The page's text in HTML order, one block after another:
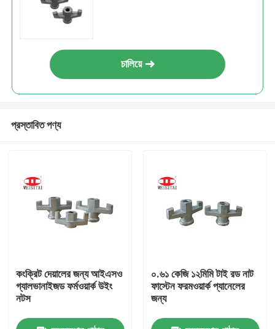
চালিয়ে
প্রস্তাবিত পণ্য
কংক্রিট দেয়ালের জন্য আইএসও
গ্যালভানাইজড ফর্মওয়ার্ক উইং
নটস
০.৬১ কেজি ১২মিমি টাই রড নাট
ফাস্টেন ফরমওয়ার্ক প্যানেলের
জন্য